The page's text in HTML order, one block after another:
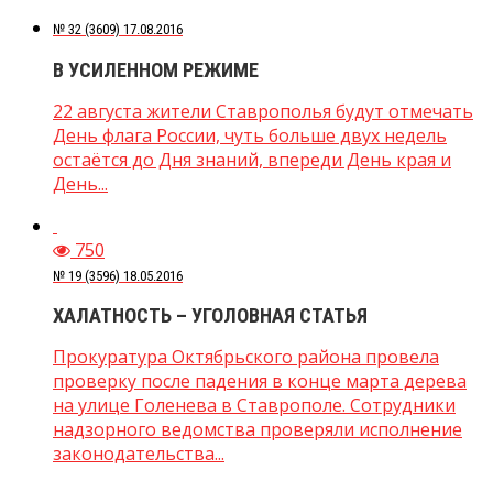
№ 32 (3609) 17.08.2016
В УСИЛЕННОМ РЕЖИМЕ
22 августа жители Ставрополья будут отмечать
День флага России, чуть больше двух недель
остаётся до Дня знаний, впереди День края и
День...
750
№ 19 (3596) 18.05.2016
ХАЛАТНОСТЬ – УГОЛОВНАЯ СТАТЬЯ
Прокуратура Октябрьского района провела
проверку после падения в конце марта дерева
на улице Голенева в Ставрополе. Сотрудники
надзорного ведомства проверяли исполнение
законодательства...